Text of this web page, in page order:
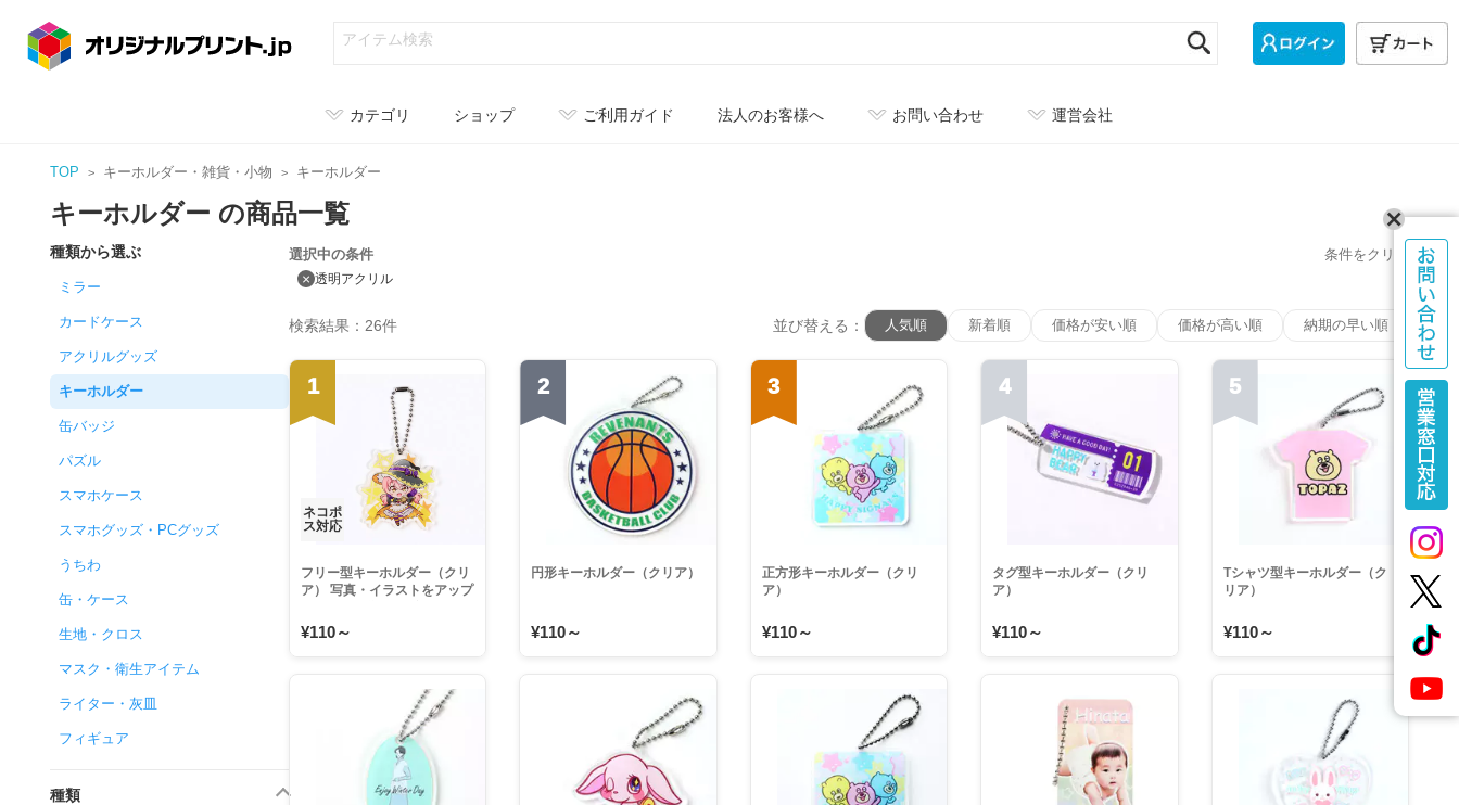
カテゴリ ショップ ご利用ガイド 法人のお客様へ お問い合わせ 運営会社
TOP キーホルダー・雑貨・小物 キーホルダー
キーホルダー の商品一覧
種類から選ぶ
ミラー
カードケース
アクリルグッズ
キーホルダー
缶バッジ
パズル
スマホケース
スマホグッズ・PCグッズ
うちわ
缶・ケース
生地・クロス
マスク・衛生アイテム
ライター・灰皿
フィギュア
種類
選択中の条件 条件をクリア
× 透明アクリル
検索結果：26件 並び替える： 人気順 新着順 価格が安い順 価格が高い順 納期の早い順
1
ネコポ
ス対応
フリー型キーホルダー（クリ
ア） 写真・イラストをアップ
アクリルキーホルダー 大ロッ
ト・大量注文がお得 安いオリ
¥110～
2
円形キーホルダー（クリア）
¥110～
3
正方形キーホルダー（クリ
ア）
¥110～
4
タグ型キーホルダー（クリ
ア）
¥110～
5
Tシャツ型キーホルダー（ク
リア）
¥110～